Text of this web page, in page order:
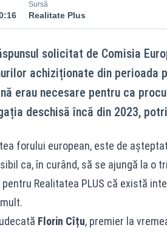
Sursă
Realitate Plus
solicitat de Comisia
achiziționate din perioada
erau necesare pentru ca
deschisă încă din 2023,
forului european, este de
ca, în curând, să se ajungă la o
Realitatea PLUS că există
Florin Cîțu, premier la